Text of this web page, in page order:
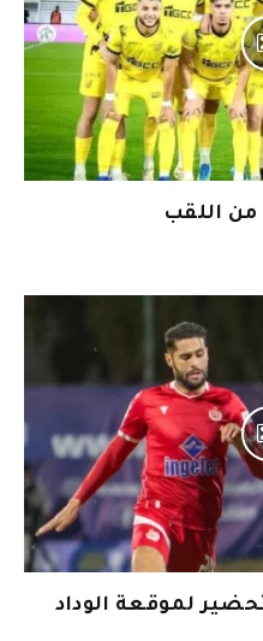
لموقعة الوداد